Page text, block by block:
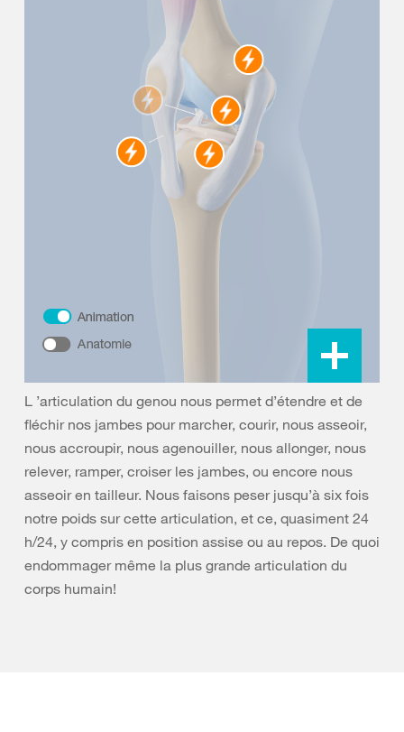
L ’articulation du genou nous permet d’étendre et de
fléchir nos jambes pour marcher, courir, nous asseoir,
nous accroupir, nous agenouiller, nous allonger, nous
relever, ramper, croiser les jambes, ou encore nous
asseoir en tailleur. Nous faisons peser jusqu’à six fois
notre poids sur cette articulation, et ce, quasiment 24
h/24, y compris en position assise ou au repos. De quoi
endommager même la plus grande articulation du
corps humain!